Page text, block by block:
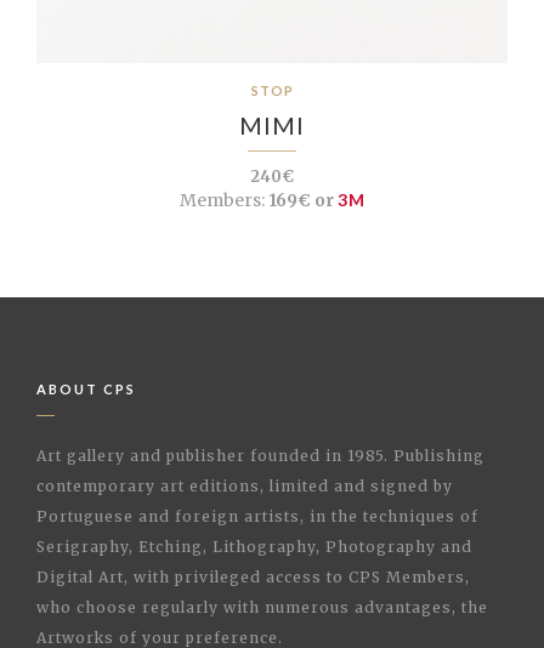
STOP
MIMI
240€
Members:169€ or3M
ABOUT CPS
Art gallery and publisher founded in 1985. Publishing
contemporary art editions, limited and signed by
Portuguese and foreign artists, in the techniques of
Serigraphy, Etching, Lithography, Photography and
Digital Art, with privileged access to CPS Members,
who choose regularly with numerous advantages, the
Artworks of your preference.